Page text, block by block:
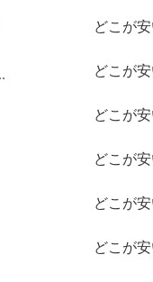
どこが
どこが
どこが
どこが
どこが
どこが